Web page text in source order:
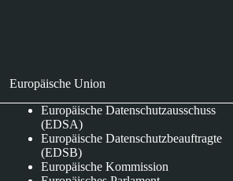
Europäische Union
Europäische Datenschutzausschuss
(EDSA)
Europäische Datenschutzbeauftragte
(EDSB)
Europäische Kommission